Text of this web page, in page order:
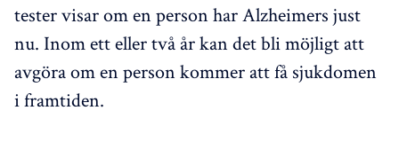
tester visar om en person har Alzheimers just
nu. Inom ett eller två år kan det bli möjligt att
avgöra om en person kommer att få sjukdomen
i framtiden.